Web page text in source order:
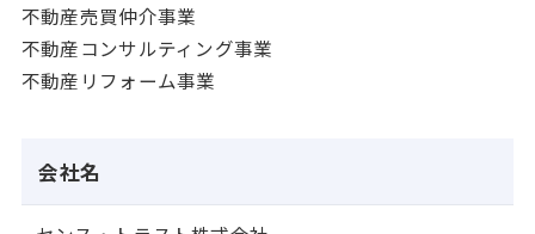
不動産売買仲介事業
不動産コンサルティング事業
不動産リフォーム事業
会社名